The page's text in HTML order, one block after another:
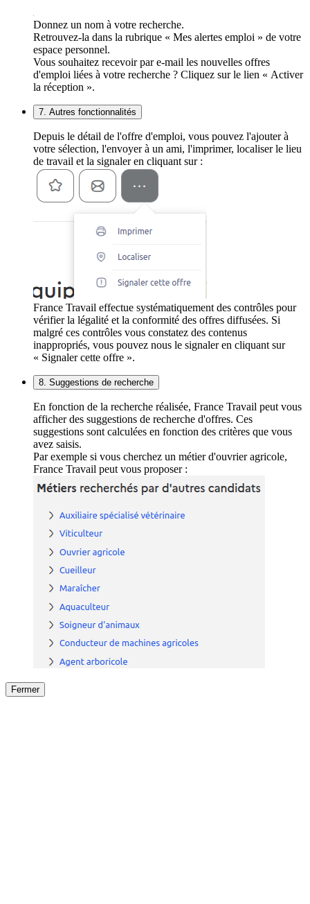
Donnez un nom à votre recherche.
Retrouvez-la dans la rubrique « Mes alertes emploi » de votre
espace personnel.
Vous souhaitez recevoir par e-mail les nouvelles offres
d'emploi liées à votre recherche ? Cliquez sur le lien « Activer
la réception ».
7. Autres fonctionnalités
Depuis le détail de l'offre d'emploi, vous pouvez l'ajouter à
votre sélection, l'envoyer à un ami, l'imprimer, localiser le lieu
de travail et la signaler en cliquant sur :
France Travail effectue systématiquement des contrôles pour
vérifier la légalité et la conformité des offres diffusées. Si
malgré ces contrôles vous constatez des contenus
inappropriés, vous pouvez nous le signaler en cliquant sur
« Signaler cette offre ».
8. Suggestions de recherche
En fonction de la recherche réalisée, France Travail peut vous
afficher des suggestions de recherche d'offres. Ces
suggestions sont calculées en fonction des critères que vous
avez saisis.
Par exemple si vous cherchez un métier d'ouvrier agricole,
France Travail peut vous proposer :
Fermer